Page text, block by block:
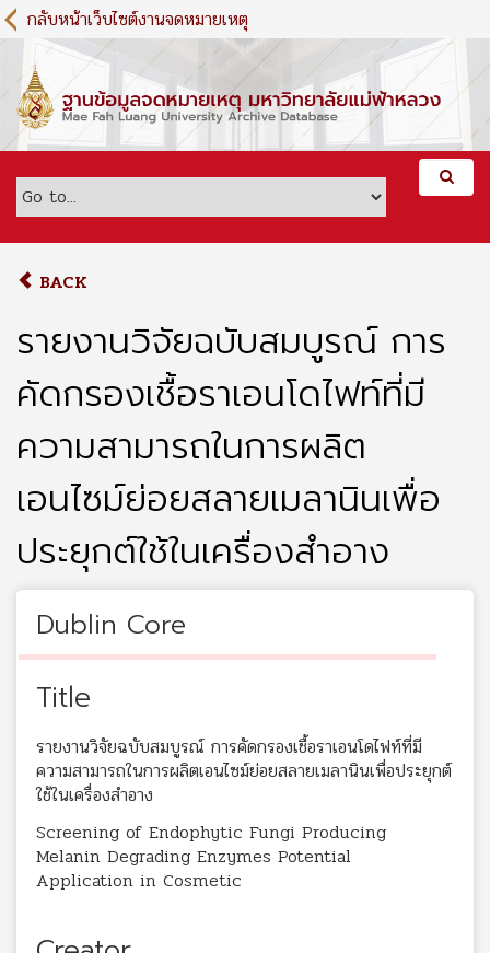
S
k
m
c
กลับหน้าเว็บไซต์งานจดหมายเหตุ
BACK
รายงานวิจัยฉบับสมบูรณ์ การ
คัดกรองเชื้อราเอนโดไฟท์ที่มี
ความสามารถในการผลิต
เอนไซม์ย่อยสลายเมลานินเพื่อ
ประยุกต์ใช้ในเครื่องสำอาง
Dublin Core
Title
รายงานวิจัยฉบับสมบูรณ์ การคัดกรองเชื้อราเอนโดไฟท์ที่มี
ความสามารถในการผลิตเอนไซม์ย่อยสลายเมลานินเพื่อประยุกต์
ใช้ในเครื่องสำอาง
Screening of Endophytic Fungi Producing
Melanin Degrading Enzymes Potential
Application in Cosmetic